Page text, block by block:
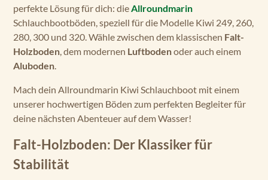
perfekte Lösung für dich: dieAllroundmarin
Schlauchbootböden, speziell für die Modelle Kiwi 249, 260,
280, 300 und 320. Wähle zwischen dem klassischen Falt-
Holzboden, dem modernen Luftbodenoder auch einem
Aluboden.
Mach dein Allroundmarin Kiwi Schlauchboot mit einem
unserer hochwertigen Böden zum perfekten Begleiter für
deine nächsten Abenteuer auf dem Wasser!
Falt-Holzboden: Der Klassiker für
Stabilität